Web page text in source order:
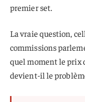
premier set.
La vraie question,
commissions
quel moment le prix
devient-il le